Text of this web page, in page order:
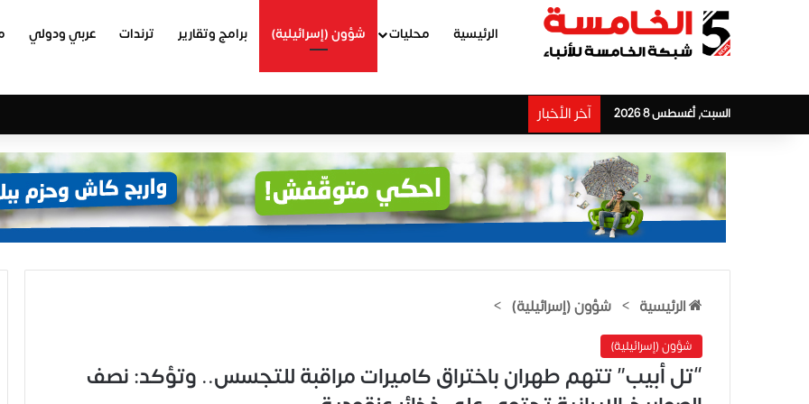
الرئيسية محليات شؤون (إسرائيلية) برامج وتقارير ترندات عربي ودولي
السبت, أغسطس 8 2026 آخر الأخبار
الرئيسية > شؤون (إسرائيلية) >
شؤون (إسرائيلية)
“تل أبيب” تتهم طهران باختراق كاميرات مراقبة للتجسس.. وتؤكد: نصف